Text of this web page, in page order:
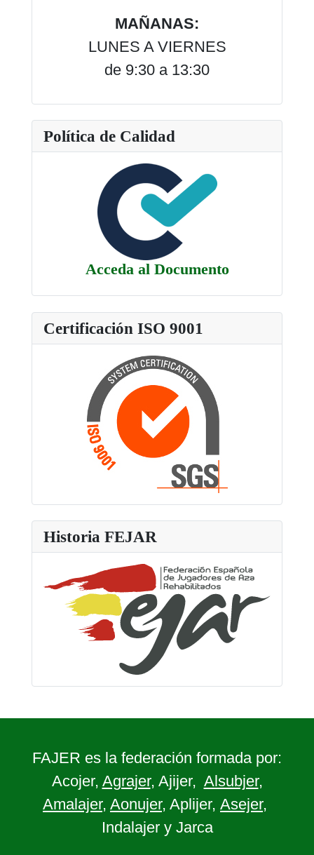
MAÑANAS:
LUNES A VIERNES
de 9:30 a 13:30
Política de Calidad
Acceda al Documento
Certificación ISO 9001
Historia FEJAR
FAJER es la federación formada por:
Acojer, Agrajer, Ajijer, Alsubjer,
Amalajer, Aonujer, Aplijer, Asejer,
Indalajer y Jarca